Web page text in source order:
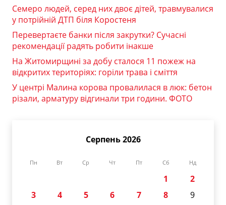
Семеро людей, серед них двоє дітей, травмувалися
у потрійній ДТП біля Коростеня
Перевертаєте банки після закрутки? Сучасні
рекомендації радять робити інакше
На Житомирщині за добу сталося 11 пожеж на
відкритих територіях: горіли трава і сміття
У центрі Малина корова провалилася в люк: бетон
різали, арматуру відгинали три години. ФОТО
Серпень 2026
Пн Вт Ср Чт Пт Сб Нд
1
2
3
4 5 6 7 8
9